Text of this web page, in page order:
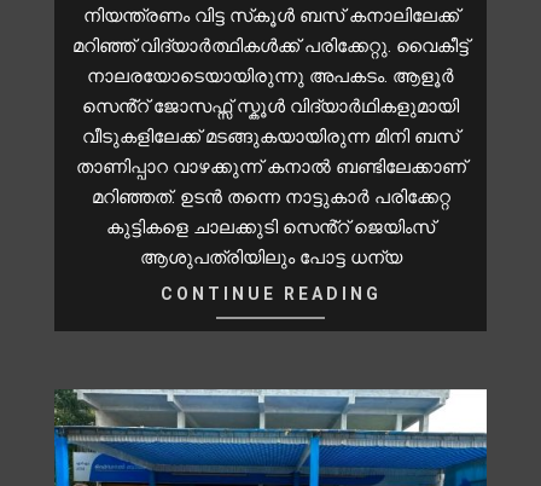
നിയന്ത്രണം വിട്ട സ്‌കൂൾ ബസ് കനാലിലേക്ക്
മറിഞ്ഞ് വിദ്യാർത്ഥികൾക്ക് പരിക്കേറ്റു. വൈകീട്ട്
നാലരയോടെയായിരുന്നു അപകടം. ആളൂർ
സെൻ്റ് ജോസഫ്സ് സ്കൂൾ വിദ്യാർഥികളുമായി
വീടുകളിലേക്ക് മടങ്ങുകയായിരുന്ന മിനി ബസ്
താണിപ്പാറ വാഴക്കുന്ന് കനാൽ ബണ്ടിലേക്കാണ്
മറിഞ്ഞത്. ഉടൻ തന്നെ നാട്ടുകാർ പരിക്കേറ്റ
കുട്ടികളെ ചാലക്കുടി സെൻ്റ് ജെയിംസ്
ആശുപത്രിയിലും പോട്ട ധന്യ
CONTINUE READING